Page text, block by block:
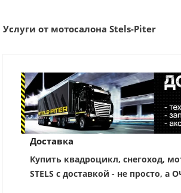
Услуги от мотосалона Stels-Piter
Доставка
Купить квадроцикл, снегоход,
STELS с доставкой - не просто, а